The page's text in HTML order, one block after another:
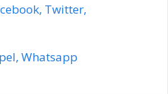
Twitter,
Whatsapp